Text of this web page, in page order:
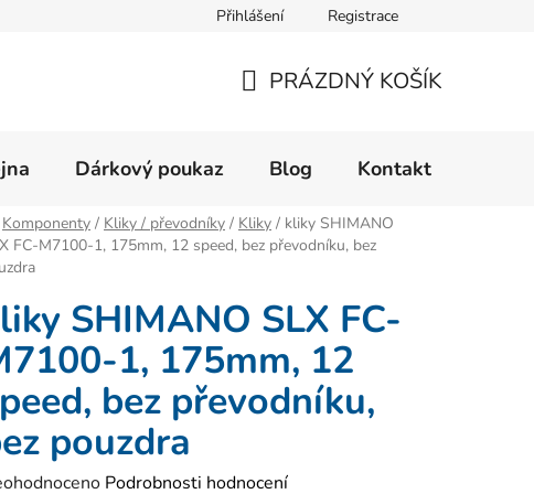
Formulář pro reklamaci zboží
Přihlášení Registrace
KOŠÍK
PRÁZDNÝ KOŠÍK
Dárkový poukaz Blog Kontakt
Komponenty / Kliky / převodníky / Kliky / kliky SHIMANO
FC-M7100-1, 175mm, 12 speed, bez převodníku, bez
SHIMANO SLX FC-
1, 175mm, 12
bez převodníku,
pouzdra
Podrobnosti hodnocení